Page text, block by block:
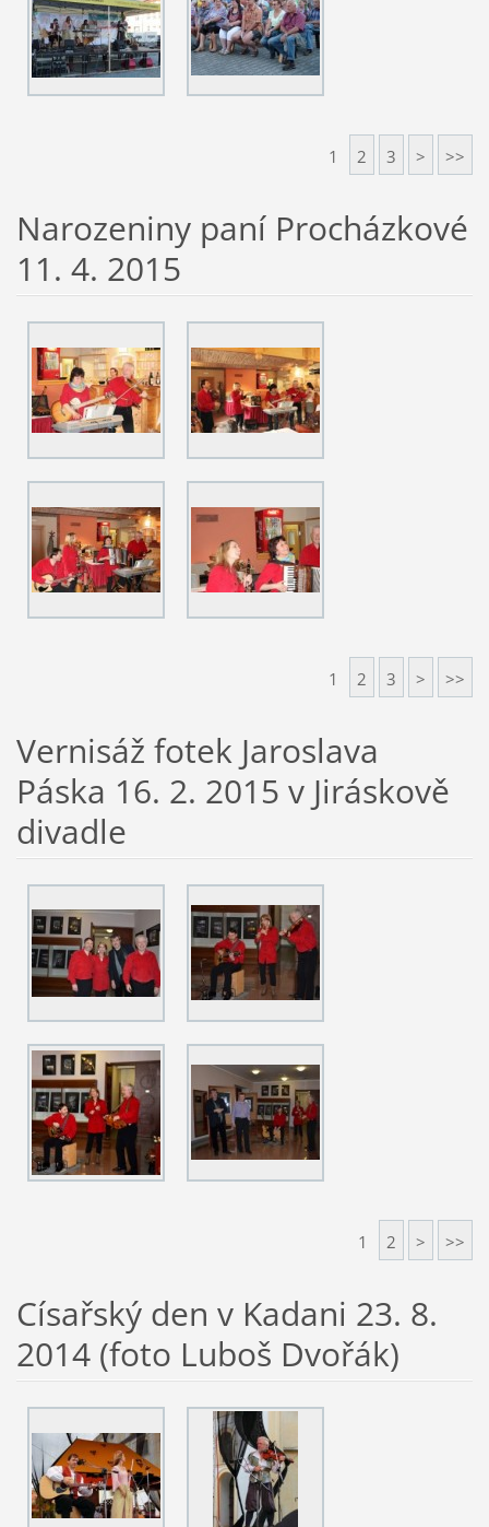
1 2 3 > >>
Narozeniny paní Procházkové
11. 4. 2015
1 2 3 > >>
Vernisáž fotek Jaroslava
Páska 16. 2. 2015 v Jiráskově
divadle
1 2 > >>
Císařský den v Kadani 23. 8.
2014 (foto Luboš Dvořák)